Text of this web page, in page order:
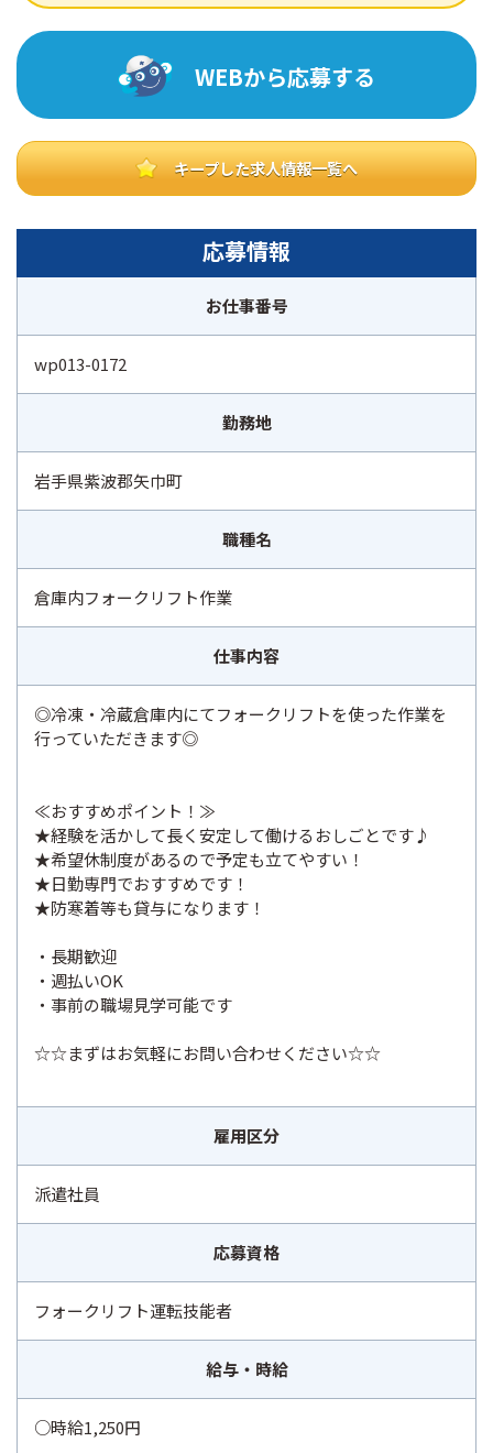
WEBから応募する
キープした求人情報一覧へ
応募情報
お仕事番号
wp013-0172
勤務地
岩手県紫波郡矢巾町
職種名
倉庫内フォークリフト作業
仕事内容
◎冷凍・冷蔵倉庫内にてフォークリフトを使った作業を
行っていただきます◎
≪おすすめポイント！≫
★経験を活かして長く安定して働けるおしごとです♪
★希望休制度があるので予定も立てやすい！
★日勤専門でおすすめです！
★防寒着等も貸与になります！
・長期歓迎
・週払いOK
・事前の職場見学可能です
☆☆まずはお気軽にお問い合わせください☆☆
雇用区分
派遣社員
応募資格
フォークリフト運転技能者
給与・時給
○時給1,250円